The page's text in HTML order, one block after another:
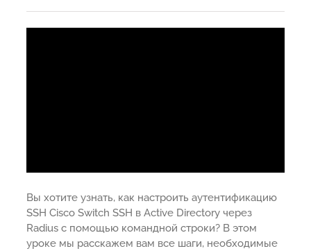
Вы хотите узнать, как настроить аутентификацию
SSH Cisco Switch SSH в Active Directory через
Radius с помощью командной строки? В этом
уроке мы расскажем вам все шаги, необходимые